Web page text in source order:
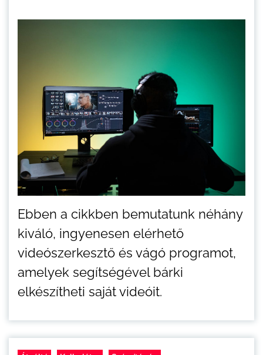
Ebben a cikkben bemutatunk néhány
kiváló, ingyenesen elérhető
videószerkesztő és vágó programot,
amelyek segítségével bárki
elkészítheti saját videóit.